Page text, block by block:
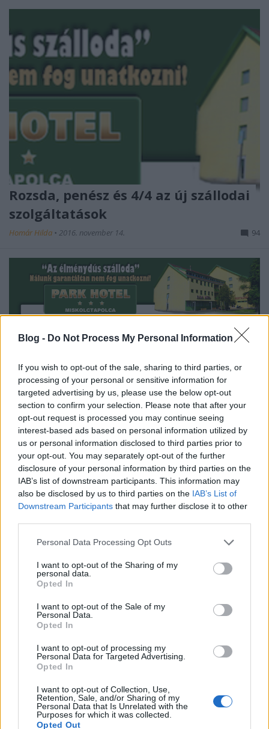
Blog - Do Not Process My Personal Information
If you wish to opt-out of the sale, sharing to third parties, or
processing of your personal or sensitive information for
targeted advertising by us, please use the below opt-out
section to confirm your selection. Please note that after your
opt-out request is processed you may continue seeing
interest-based ads based on personal information utilized by
us or personal information disclosed to third parties prior to
your opt-out. You may separately opt-out of the further
disclosure of your personal information by third parties on the
IAB’s list of downstream participants. This information may
also be disclosed by us to third parties on the IAB’s List of
Downstream Participants that may further disclose it to other
Please note that this website/app uses one or more Google
not limited to your visit or usage behaviour. You may click to
grant or deny consent to Google and its third-party tags to
use your data for below specified purposes in below Google
consent section.
Personal Data Processing Opt Outs
I want to opt-out of the Sharing of my
personal data.
Opted In
I want to opt-out of the Sale of my
Personal Data.
Opted In
I want to opt-out of processing my
Personal Data for Targeted Advertising.
Opted In
I want to opt-out of Collection, Use,
Retention, Sale, and/or Sharing of my
Personal Data that Is Unrelated with the
Purposes for which it was collected.
Opted Out
Rozsda, penész és 4/4 az új szállodai
szolgáltatások
Homár Hilda • 2016. november 14. 94
Nálunk garantáltan nem fog unatkozni! - ígéri a 3
csillagos Park Hotel Miskolctapolcán. Az alábbi
Választhatsz, vagy fizetsz vagy büdös
lyukban vakációzol
Homár Hilda•2016. február 05.